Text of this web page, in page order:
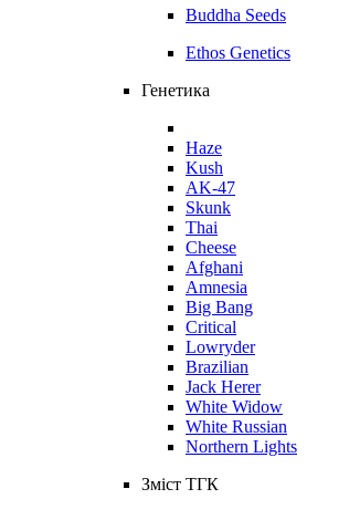
Buddha Seeds
Ethos Genetics
Генетика
Haze
Kush
AK-47
Skunk
Thai
Cheese
Afghani
Amnesia
Big Bang
Critical
Lowryder
Brazilian
Jack Herer
White Widow
White Russian
Northern Lights
Зміст ТГК